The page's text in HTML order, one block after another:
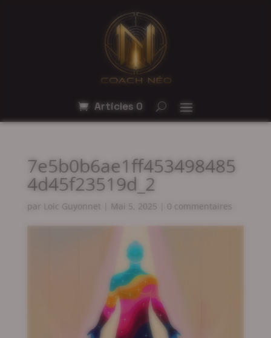
Articles 0
7e5b0b6ae1ff453498485
4d45f23519d_2
par Loic Guyonnet Mai 5, 2025 0 commentaires